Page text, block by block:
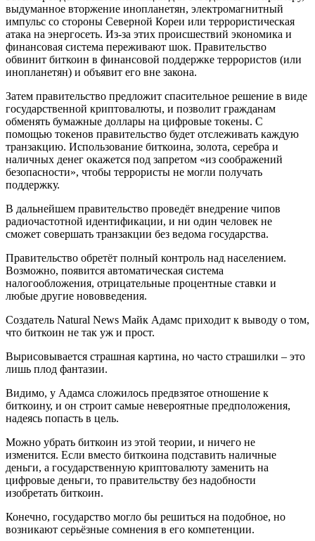
выдуманное вторжение инопланетян, электромагнитный
импульс со стороны Северной Кореи или террористическая
атака на энергосеть. Из-за этих происшествий экономика и
финансовая система переживают шок. Правительство
обвинит биткоин в финансовой поддержке террористов (или
инопланетян) и объявит его вне закона.
Затем правительство предложит спасительное решение в виде
государственной криптовалюты, и позволит гражданам
обменять бумажные доллары на цифровые токены. С
помощью токенов правительство будет отслеживать каждую
транзакцию. Использование биткоина, золота, серебра и
наличных денег окажется под запретом «из соображений
безопасности», чтобы террористы не могли получать
поддержку.
В дальнейшем правительство проведёт внедрение чипов
радиочастотной идентификации, и ни один человек не
сможет совершать транзакции без ведома государства.
Правительство обретёт полный контроль над населением.
Возможно, появится автоматическая система
налогообложения, отрицательные процентные ставки и
любые другие нововведения.
Создатель Natural News Майк Адамс приходит к выводу о том,
что биткоин не так уж и прост.
Вырисовывается страшная картина, но часто страшилки – это
лишь плод фантазии.
Видимо, у Адамса сложилось предвзятое отношение к
биткоину, и он строит самые невероятные предположения,
надеясь попасть в цель.
Можно убрать биткоин из этой теории, и ничего не
изменится. Если вместо биткоина подставить наличные
деньги, а государственную криптовалюту заменить на
цифровые деньги, то правительству без надобности
изобретать биткоин.
Конечно, государство могло бы решиться на подобное, но
возникают серьёзные сомнения в его компетенции.